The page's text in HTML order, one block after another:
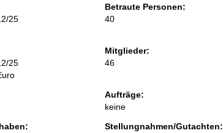
25
Betraute Personen:
40
25
Mitglieder:
46
Aufträge:
keine
Stellungnahmen/Gutachten: